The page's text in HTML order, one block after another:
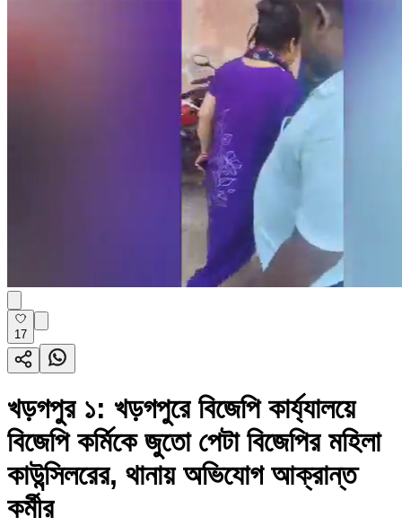
17
খড়গপুর ১: খড়গপুরে বিজেপি কার্য্যালয়ে
বিজেপি কর্মিকে জুতো পেটা বিজেপির মহিলা
কাউন্সিলরের, থানায় অভিযোগ আক্রান্ত
কর্মীর